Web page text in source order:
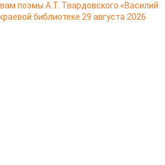
поэмы А.Т. Твардовского «Василий
библиотеке 29 августа 2026